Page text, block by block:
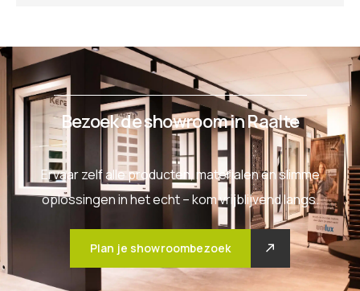
Bezoek de showroom in Raalte
Ervaar zelf alle producten, materialen en slimme
oplossingen in het echt – kom vrijblijvend langs.
Plan je showroombezoek